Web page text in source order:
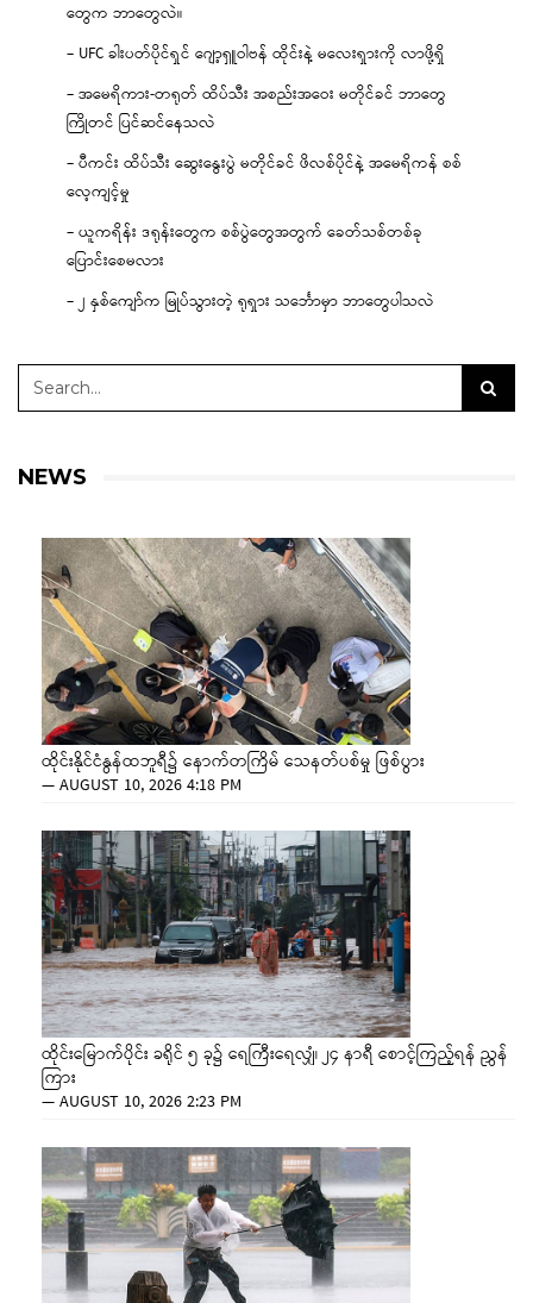
တွေက ဘာတွေလဲ။
– UFC ခါးပတ်ပိုင်ရှင် ဂျော့ရှူဝါဗန် ထိုင်းနဲ့ မလေးရှားကို လာဖို့ရှိ
– အမေရိကား-တရုတ် ထိပ်သီး အစည်းအဝေး မတိုင်ခင် ဘာတွေ
ကြိုတင် ပြင်ဆင်နေသလဲ
– ပီကင်း ထိပ်သီး ဆွေးနွေးပွဲ မတိုင်ခင် ဖိလစ်ပိုင်နဲ့ အမေရိကန် စစ်
လေ့ကျင့်မှု
– ယူကရိန်း ဒရုန်းတွေက စစ်ပွဲတွေအတွက် ခေတ်သစ်တစ်ခု
ပြောင်းစေမလား
– ၂ နှစ်ကျော်က မြုပ်သွားတဲ့ ရုရှား သင်္ဘောမှာ ဘာတွေပါသလဲ
NEWS
ထိုင်းနိုင်ငံနွန်ထဘူရီ၌ နောက်တကြိမ် သေနတ်ပစ်မှု ဖြစ်ပွား
—AUGUST 10, 2026 4:18 PM
ထိုင်းမြောက်ပိုင်း ခရိုင် ၅ ခု၌ ရေကြီးရေလျှံ၊ ၂၄ နာရီ စောင့်ကြည့်ရန် ညွှန်
ကြား
—AUGUST 10, 2026 2:23 PM